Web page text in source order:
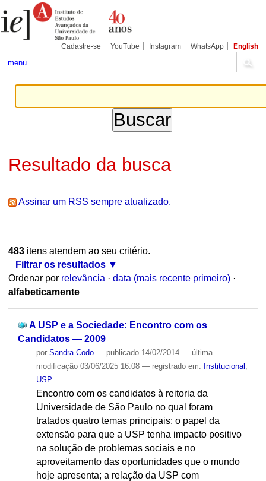
para
conteúdo.
Pessoais
Cadastre-se YouTube Instagram WhatsApp English
menu
Resultado da busca
Assinar um RSS sempre atualizado.
483itens atendem ao seu critério.
Filtrar os resultados
Ordenar por relevância · data (mais recente primeiro) ·
alfabeticamente
A USP e a Sociedade: Encontro com os
Candidatos — 2009
por Sandra Codo — publicado14/02/2014 — última
modificação03/06/2025 16:08 — registrado em: Institucional
USP
Encontro com os candidatos à reitoria da
Universidade de São Paulo no qual foram
tratados quatro temas principais: o papel da
extensão para que a USP tenha impacto positivo
na solução de problemas sociais e no
aproveitamento das oportunidades que o mundo
hoje apresenta; a relação da USP com